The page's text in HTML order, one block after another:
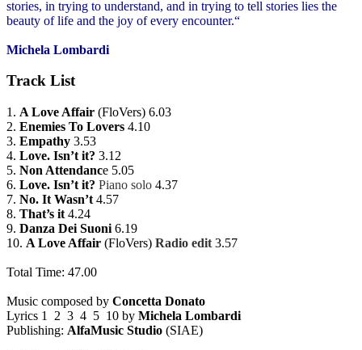
stories, in trying to understand, and in trying to tell stories lies the
beauty of life and the joy of every encounter.“
Michela Lombardi
Track List
1. A Love Affair (FloVers) 6.03
2. Enemies To Lovers 4.10
3. Empathy 3.53
4. Love. Isn’t it? 3.12
5. Non Attendance 5.05
6. Love. Isn’t it? Piano solo 4.37
7. No. It Wasn’t 4.57
8. That’s it 4.24
9. Danza Dei Suoni 6.19
10. A Love Affair (FloVers) Radio edit 3.57
Total Time: 47.00
Music composed by Concetta Donato
Lyrics 1 2 3 4 5 10 by Michela Lombardi
Publishing: AlfaMusic Studio (SIAE)